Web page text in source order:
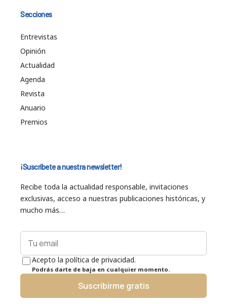
Secciones
Entrevistas
Opinión
Actualidad
Agenda
Revista
Anuario
Premios
¡Suscríbete a nuestra newsletter!
Recibe toda la actualidad responsable, invitaciones
exclusivas, acceso a nuestras publicaciones históricas, y
mucho más…
Acepto la política de privacidad.
Podrás darte de baja en cualquier momento.
Suscribirme gratis